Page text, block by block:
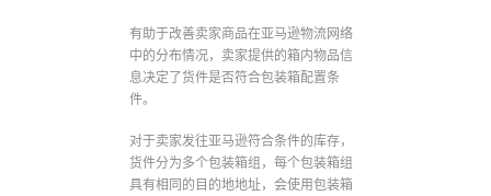
有助于改善卖家商品在亚马逊物流网络
中的分布情况，卖家提供的箱内物品信
息决定了货件是否符合包装箱配置条
件。
对于卖家发往亚马逊符合条件的库存，
货件分为多个包装箱组，每个包装箱组
具有相同的目的地地址，会使用包装箱